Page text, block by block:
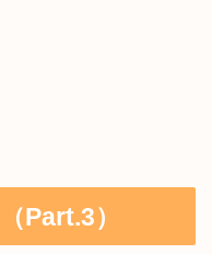
Part.3）